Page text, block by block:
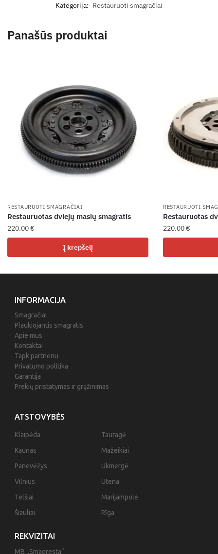
Kategorija: Restauruoti smagračiai
Panašūs produktai
RESTAURUOTI SMAGRAČIAI
Restauruotas dviejų masių smagratis
220.00€
Į krepšelį
RESTAURUOTI
Restauruotas
220.00€
REKVIZITAI
MB „Smagresta“
ATSTOVYBĖS
Klaipėda
Kaunas
Panevėžys
Vilnius
Telšiai
Šiauliai
Tauragė
Mažeikiai
Ukmergė
Utena
Marijampolė
Rīga
INFORMACIJA
Smagračiai
Plaukiojantis smagratis
Apie mus
Kontaktai
Tapk partneriu
Privatumo politika
Garantija
Prekių pristatymas ir grąžinimas